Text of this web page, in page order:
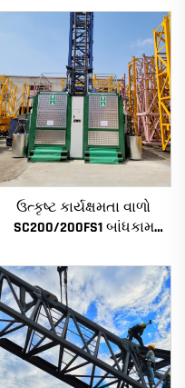
ઉત્કૃષ્ટ કાર્યક્ષમતા વાળો
SC200/200FS1 બાંધકામ
લિફ્ટ શાફ્ટ માટે આલ્જેરિયા
માટે